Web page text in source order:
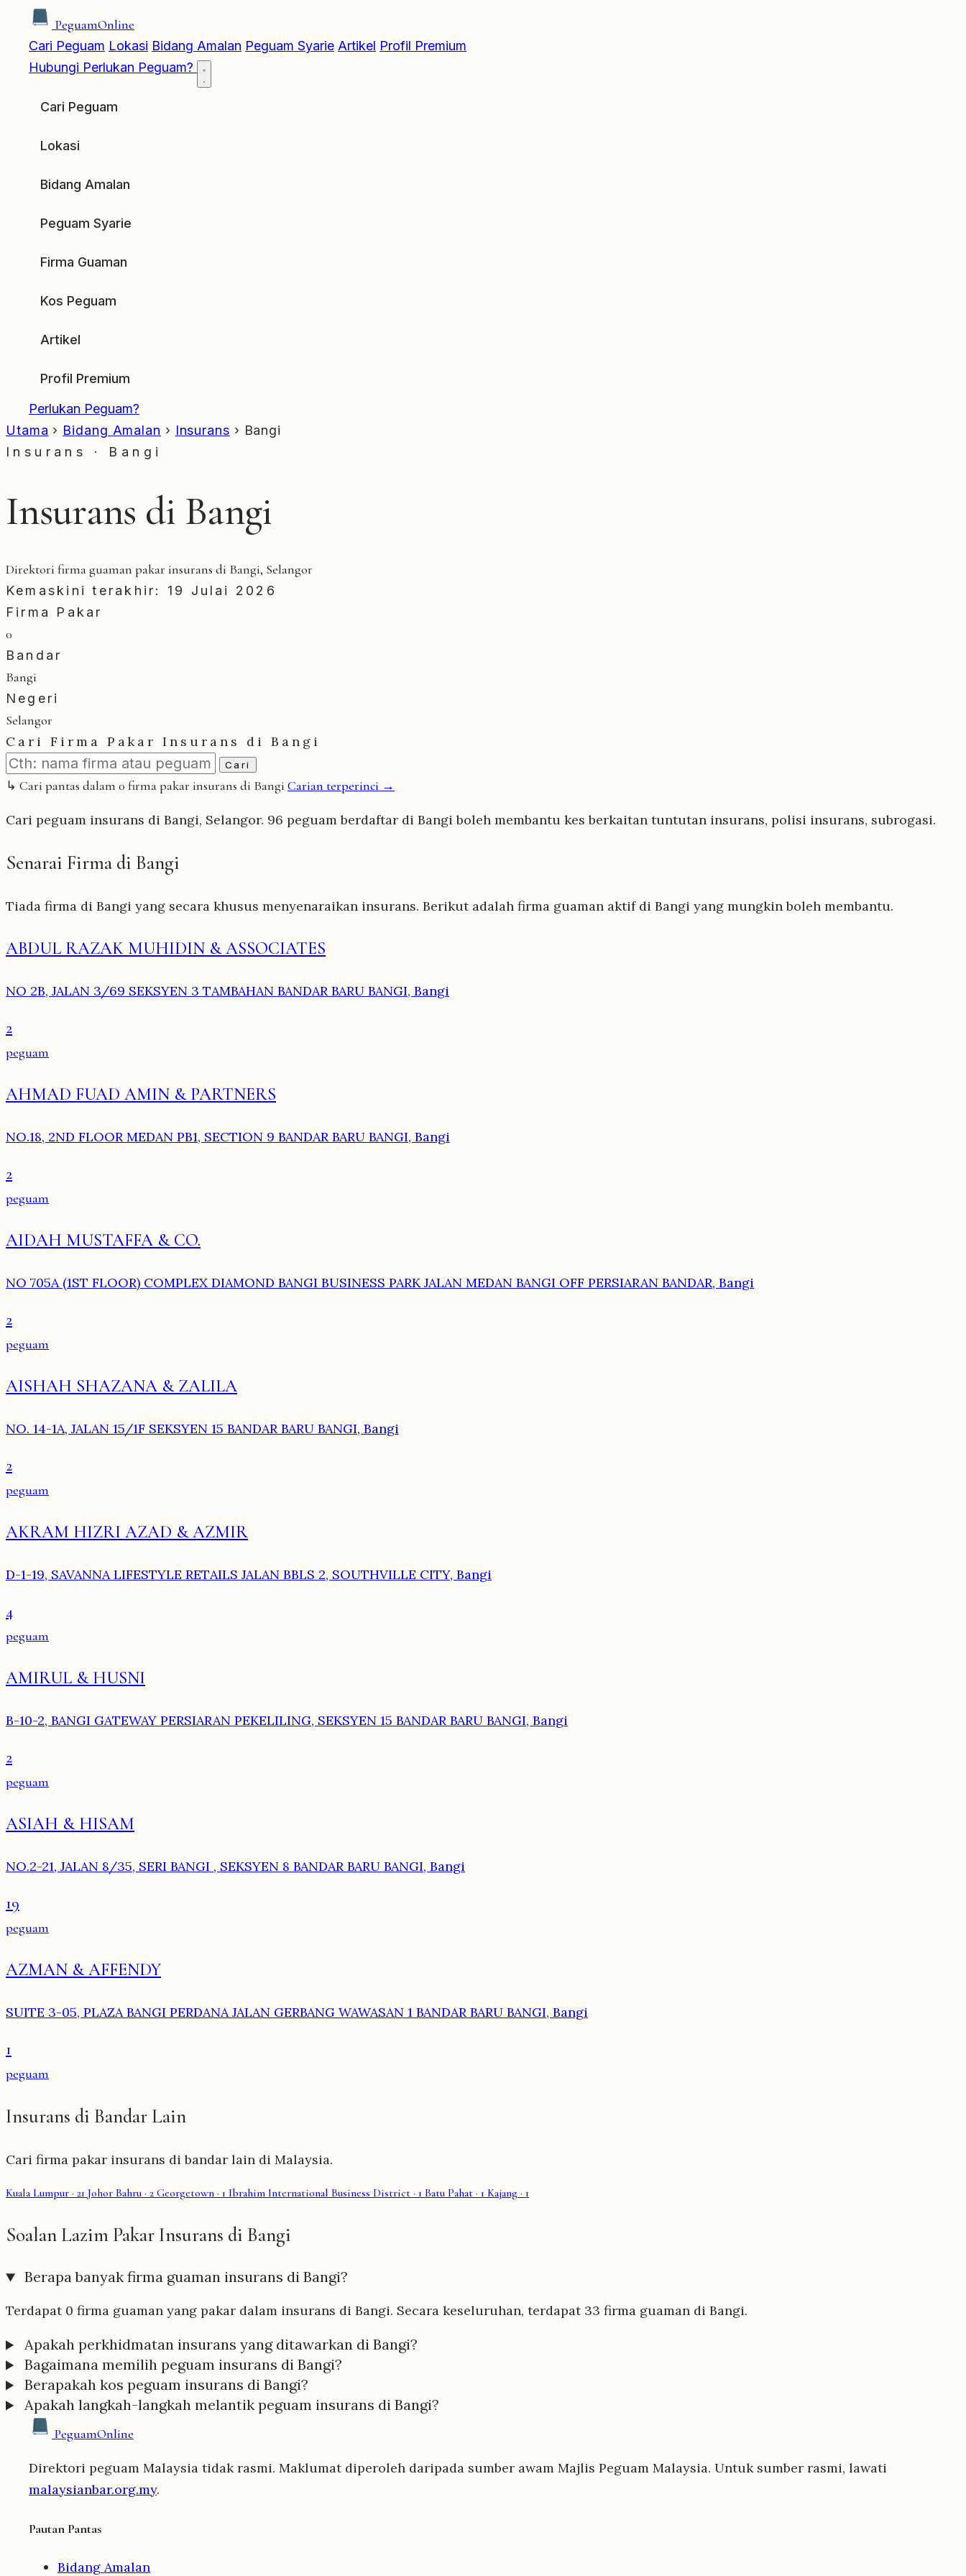
PeguamOnline
Cari Peguam Lokasi Bidang Amalan Peguam Syarie Artikel Profil Premium
Hubungi Perlukan Peguam?
Cari Peguam
Lokasi
Bidang Amalan
Peguam Syarie
Firma Guaman
Kos Peguam
Artikel
Profil Premium
Perlukan Peguam?
Utama › Bidang Amalan › Insurans › Bangi
Insurans · Bangi
Insurans di Bangi
Direktori firma guaman pakar insurans di Bangi, Selangor
Kemaskini terakhir: 19 Julai 2026
Firma Pakar
0
Bandar
Bangi
Negeri
Selangor
Cari Firma Pakar Insurans di Bangi
Cari
↳ Cari pantas dalam 0 firma pakar insurans di Bangi Carian terperinci →
Cari peguam insurans di Bangi, Selangor. 96 peguam berdaftar di Bangi boleh membantu kes berkaitan tuntutan insurans, polisi insurans, subrogasi.
Senarai Firma di Bangi
Tiada firma di Bangi yang secara khusus menyenaraikan insurans. Berikut adalah firma guaman aktif di Bangi yang mungkin boleh membantu.
ABDUL RAZAK MUHIDIN & ASSOCIATES
NO 2B, JALAN 3/69 SEKSYEN 3 TAMBAHAN BANDAR BARU BANGI, Bangi
2
peguam
AHMAD FUAD AMIN & PARTNERS
NO.18, 2ND FLOOR MEDAN PB1, SECTION 9 BANDAR BARU BANGI, Bangi
2
peguam
AIDAH MUSTAFFA & CO.
NO 705A (1ST FLOOR) COMPLEX DIAMOND BANGI BUSINESS PARK JALAN MEDAN BANGI OFF PERSIARAN BANDAR, Bangi
2
peguam
AISHAH SHAZANA & ZALILA
NO. 14-1A, JALAN 15/1F SEKSYEN 15 BANDAR BARU BANGI, Bangi
2
peguam
AKRAM HIZRI AZAD & AZMIR
D-1-19, SAVANNA LIFESTYLE RETAILS JALAN BBLS 2, SOUTHVILLE CITY, Bangi
4
peguam
AMIRUL & HUSNI
B-10-2, BANGI GATEWAY PERSIARAN PEKELILING, SEKSYEN 15 BANDAR BARU BANGI, Bangi
2
peguam
ASIAH & HISAM
NO.2-21, JALAN 8/35, SERI BANGI , SEKSYEN 8 BANDAR BARU BANGI, Bangi
19
peguam
AZMAN & AFFENDY
SUITE 3-05, PLAZA BANGI PERDANA JALAN GERBANG WAWASAN 1 BANDAR BARU BANGI, Bangi
1
peguam
Insurans di Bandar Lain
Cari firma pakar insurans di bandar lain di Malaysia.
Kuala Lumpur · 21 Johor Bahru · 2 Georgetown · 1 Ibrahim International Business District · 1 Batu Pahat · 1 Kajang · 1
Soalan Lazim Pakar Insurans di Bangi
Berapa banyak firma guaman insurans di Bangi?
Terdapat 0 firma guaman yang pakar dalam insurans di Bangi. Secara keseluruhan, terdapat 33 firma guaman di Bangi.
Apakah perkhidmatan insurans yang ditawarkan di Bangi?
Bagaimana memilih peguam insurans di Bangi?
Berapakah kos peguam insurans di Bangi?
Apakah langkah-langkah melantik peguam insurans di Bangi?
PeguamOnline
Direktori peguam Malaysia tidak rasmi. Maklumat diperoleh daripada sumber awam Majlis Peguam Malaysia. Untuk sumber rasmi, lawati
malaysianbar.org.my.
Pautan Pantas
Bidang Amalan